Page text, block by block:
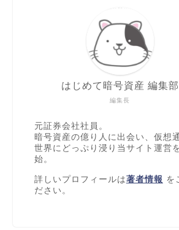
編集長
はじめて暗号資産 編集部
元証券会社社員。
暗号資産の億り人に出会い、仮想
世界にどっぷり浸り当サイト運営
始。
詳しいプロフィールは著者情報 を
ださい。